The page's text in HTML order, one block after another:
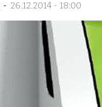
- 26.12.2014 - 18:00